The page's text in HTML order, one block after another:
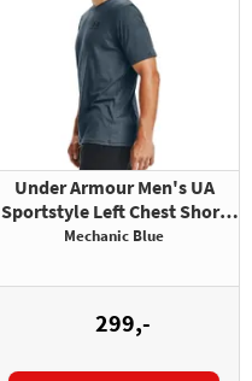
Under Armour Men's UA
Sportstyle Left Chest Short
Sleeve Shirt
Mechanic Blue
299,-